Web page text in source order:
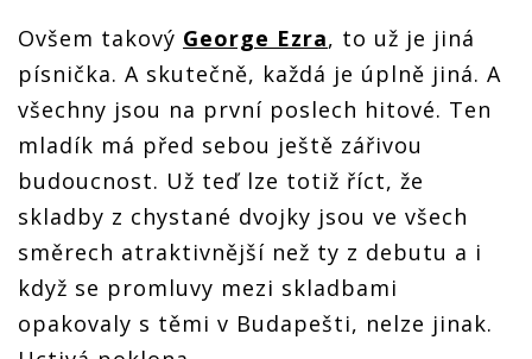
Ovšem takový George Ezra, to už je jiná
písnička. A skutečně, každá je úplně jiná. A
všechny jsou na první poslech hitové. Ten
mladík má před sebou ještě zářivou
budoucnost. Už teď lze totiž říct, že
skladby z chystané dvojky jsou ve všech
směrech atraktivnější než ty z debutu a i
když se promluvy mezi skladbami
opakovaly s těmi v Budapešti, nelze jinak.